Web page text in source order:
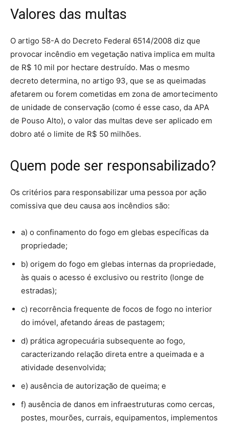
Valores das multas
O artigo 58-A do Decreto Federal 6514/2008 diz que
provocar incêndio em vegetação nativa implica em multa
de R$ 10 mil por hectare destruído. Mas o mesmo
decreto determina, no artigo 93, que se as queimadas
afetarem ou forem cometidas em zona de amortecimento
de unidade de conservação (como é esse caso, da APA
de Pouso Alto), o valor das multas deve ser aplicado em
dobro até o limite de R$ 50 milhões.
Quem pode ser responsabilizado?
Os critérios para responsabilizar uma pessoa por ação
comissiva que deu causa aos incêndios são:
a) o confinamento do fogo em glebas específicas da
propriedade;
b) origem do fogo em glebas internas da propriedade,
às quais o acesso é exclusivo ou restrito (longe de
estradas);
c) recorrência frequente de focos de fogo no interior
do imóvel, afetando áreas de pastagem;
d) prática agropecuária subsequente ao fogo,
caracterizando relação direta entre a queimada e a
atividade desenvolvida;
e) ausência de autorização de queima; e
f) ausência de danos em infraestruturas como cercas,
postes, mourões, currais, equipamentos, implementos